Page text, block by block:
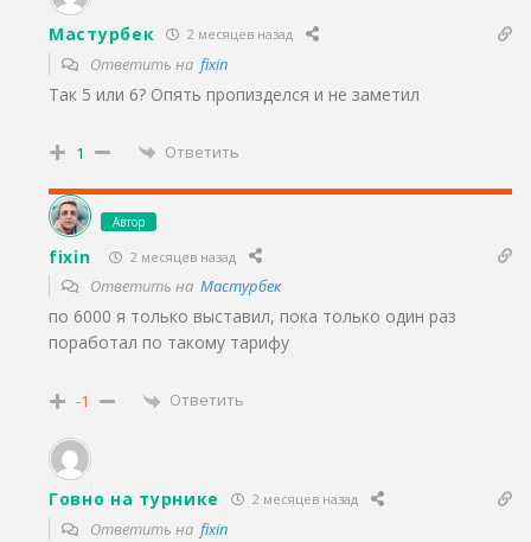
Мастурбек 2 месяцев назад
Ответить на fixin
Так 5 или 6? Опять пропизделся и не заметил
1 Ответить
Автор
fixin 2 месяцев назад
Ответить на Мастурбек
по 6000 я только выставил, пока только один раз
поработал по такому тарифу
-1 Ответить
Говно на турнике 2 месяцев назад
Ответить на fixin